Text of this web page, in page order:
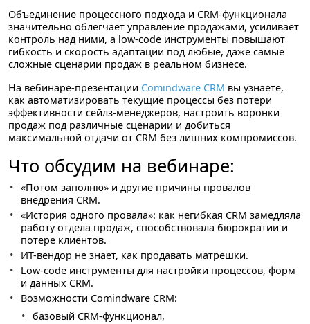
Объединение процессного подхода и CRM-функционала
значительно облегчает управление продажами, усиливает
контроль над ними, а low-code инструменты повышают
гибкость и скорость адаптации под любые, даже самые
сложные сценарии продаж в реальном бизнесе.
На вебинаре-презентации Comindware CRM вы узнаете,
как автоматизировать текущие процессы без потери
эффективности сейлз-менеджеров, настроить воронки
продаж под различные сценарии и добиться
максимальной отдачи от CRM без лишних компромиссов.
Что обсудим на вебинаре:
«Потом заполню» и другие причины провалов
внедрения CRM.
«История одного провала»: как негибкая CRM замедляла
работу отдела продаж, способствовала бюрократии и
потере клиентов.
ИТ-вендор не знает, как продавать матрешки.
Low-code инструменты для настройки процессов, форм
и данных CRM.
Возможности Comindware CRM:
базовый CRM-функционал,